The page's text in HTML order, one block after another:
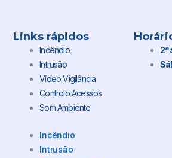
Links rápidos
Incêndio
Intrusão
Vídeo Vigilância
Controlo Acessos
Som Ambiente
Incêndio
Intrusão
2ª